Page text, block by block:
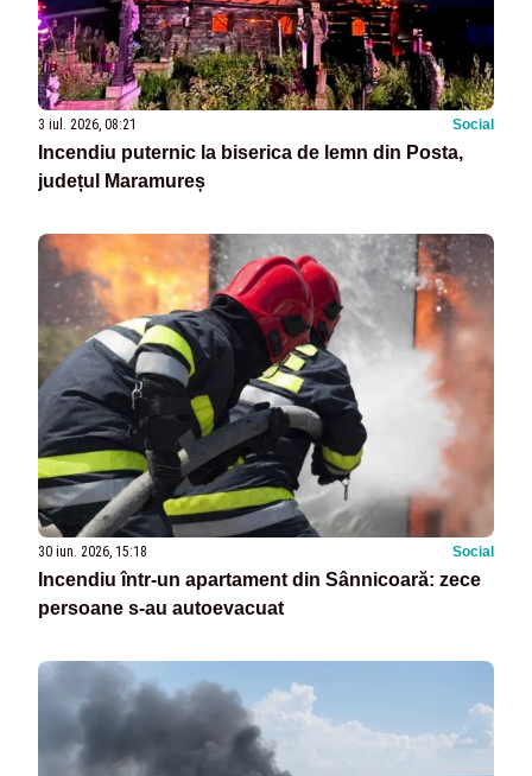
3 iul. 2026, 08:21 Social
Incendiu puternic la biserica de lemn din Posta,
județul Maramureș
30 iun. 2026, 15:18 Social
Incendiu într-un apartament din Sânnicoară: zece
persoane s-au autoevacuat